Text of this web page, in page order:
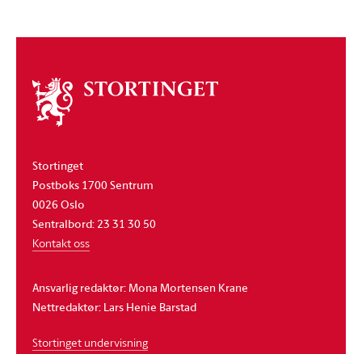
Om
stortinget
Stortinget
Postboks 1700 Sentrum
0026 Oslo
Sentralbord: 23 31 30 50
Kontakt oss
Ansvarlig redaktør: Mona Mortensen Krane
Nettredaktør: Lars Henie Barstad
Stortinget undervisning